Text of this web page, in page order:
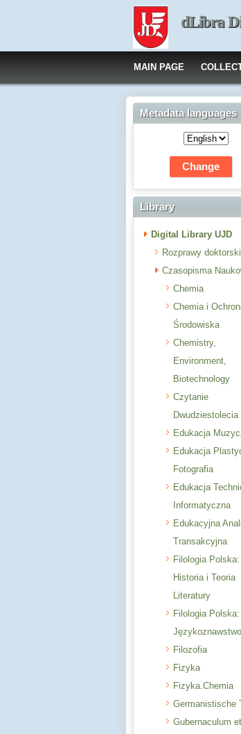
dLibra
MAIN PAGE
Metadata languages
Library
Digital Library UJD
Rozprawy
Czasopisma
Chemia
Chemia i
Środowiska
Chemistry,
Environment,
Biotechnology
Czytanie
Dwudziestolecia
Edukacja
Edukacja
Fotografia
Edukacja
Informatyczna
Edukacyjna
Transakcyjna
Filologia Polska:
Historia i Teoria
Literatury
Filologia Polska:
Językoznawstwo
Filozofia
Fizyka
Fizyka.Chemia
Germanistische
Gubernaculum et